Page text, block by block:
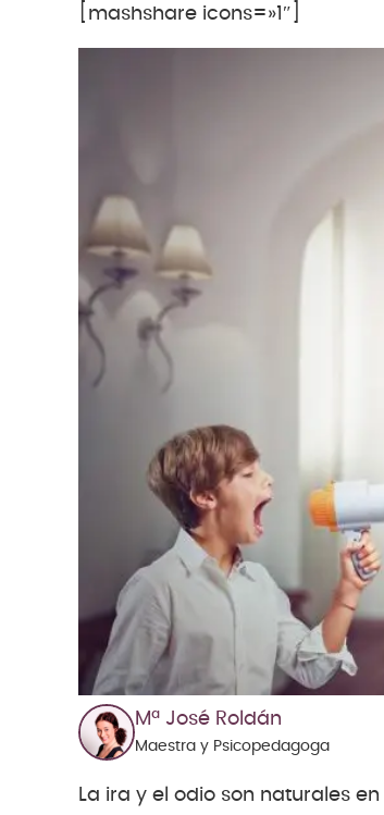
[mashshare icons=»1″]
Mª José Roldán
Maestra y Psicopedagoga
La ira y el odio son naturales